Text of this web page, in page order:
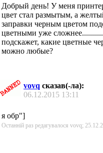
Добрый день! У меня
цвет стал размытым, а
заправки черным цветом
цветными уже
подскажет, какие цветные
можно любые?
vovq сказав(-ла):
06.12.2015 13:11
я обр"]
Останній раз редагувалося vovq;